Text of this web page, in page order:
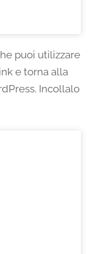
puoi utilizzare
e torna alla
Incollalo